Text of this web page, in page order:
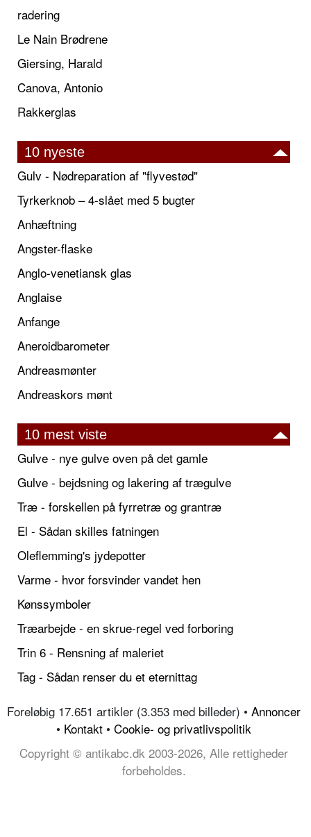
radering
Le Nain Brødrene
Giersing, Harald
Canova, Antonio
Rakkerglas
10 nyeste
Gulv - Nødreparation af "flyvestød"
Tyrkerknob – 4-slået med 5 bugter
Anhæftning
Angster-flaske
Anglo-venetiansk glas
Anglaise
Anfange
Aneroidbarometer
Andreasmønter
Andreaskors mønt
10 mest viste
Gulve - nye gulve oven på det gamle
Gulve - bejdsning og lakering af trægulve
Træ - forskellen på fyrretræ og grantræ
El - Sådan skilles fatningen
Oleflemming's jydepotter
Varme - hvor forsvinder vandet hen
Kønssymboler
Træarbejde - en skrue-regel ved forboring
Trin 6 - Rensning af maleriet
Tag - Sådan renser du et eternittag
Foreløbig 17.651 artikler (3.353 med billeder) • Annoncer
• Kontakt • Cookie- og privatlivspolitik
Copyright © antikabc.dk 2003-2026, Alle rettigheder
forbeholdes.